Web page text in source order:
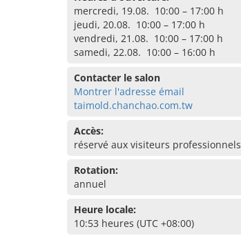
mercredi, 19.08. 10:00 – 17:00 h
jeudi, 20.08. 10:00 – 17:00 h
vendredi, 21.08. 10:00 – 17:00 h
samedi, 22.08. 10:00 – 16:00 h
Contacter le salon
Montrer l'adresse émail
taimold.chanchao.com.tw
Accès:
réservé aux visiteurs professionnels
Rotation:
annuel
Heure locale:
10:53 heures (UTC +08:00)